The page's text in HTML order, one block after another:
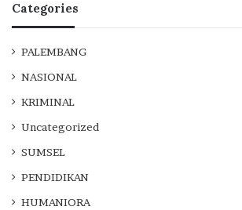
Categories
PALEMBANG
NASIONAL
KRIMINAL
Uncategorized
SUMSEL
PENDIDIKAN
HUMANIORA